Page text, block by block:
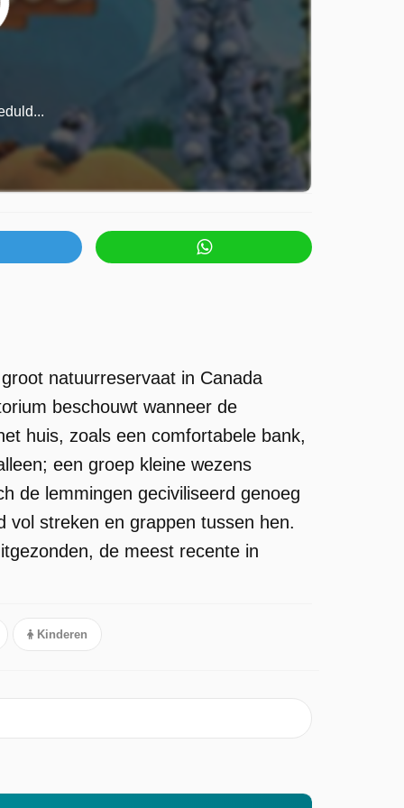
natuurreservaat in Canada
beschouwt wanneer de
huis, zoals een comfortabele bank,
een groep kleine wezens
de lemmingen geciviliseerd genoeg
vol streken en grappen tussen hen.
de meest recente in
Kinderen